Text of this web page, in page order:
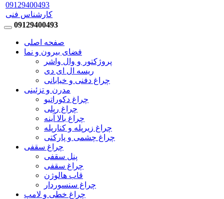
09129400493
کارشناس فنی
09129400493
صفحه اصلی
فضای بیرون و نما
پروژکتور و وال واشر
ریسه ال ای دی
چراغ دفنی و خیابانی
مدرن و تزئینی
چراغ دکوراتیو
چراغ ریلی
چراغ بالا آینه
چراغ زیرپله و کنارپله
چراغ چشمی و پارکتی
چراغ سقفی
پنل سقفی
چراغ سقفی
قاب هالوژن
چراغ سنسوردار
چراغ خطی و لامپ